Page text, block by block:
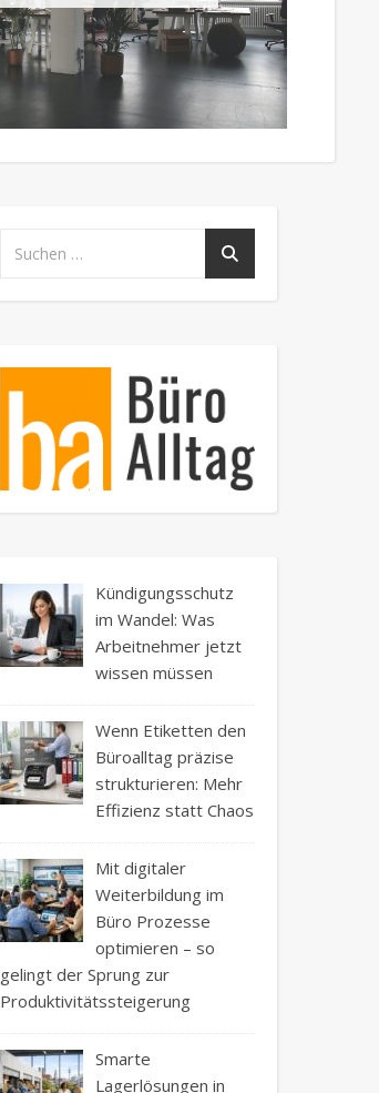
Kündigungsschutz
im Wandel: Was
Arbeitnehmer jetzt
wissen müssen
Wenn Etiketten den
Büroalltag präzise
strukturieren: Mehr
Effizienz statt Chaos
Mit digitaler
Weiterbildung im
Büro Prozesse
optimieren – so
gelingt der Sprung zur
Produktivitätssteigerung
Smarte
Lagerlösungen in